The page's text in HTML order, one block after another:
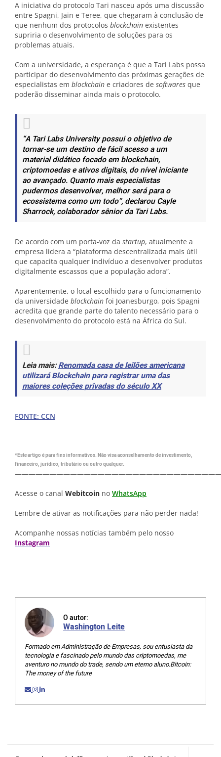
A iniciativa do protocolo Tari nasceu após uma discussão
entre Spagni, Jain e Teree, que chegaram à conclusão de
que nenhum dos protocolos blockchain existentes
supriria o desenvolvimento de soluções para os
problemas atuais.
Com a universidade, a esperança é que a Tari Labs possa
participar do desenvolvimento das próximas gerações de
especialistas em blockchain e criadores de softwares que
poderão disseminar ainda mais o protocolo.
“A Tari Labs University possui o objetivo de
tornar-se um destino de fácil acesso a um
material didático focado em blockchain,
criptomoedas e ativos digitais, do nível iniciante
ao avançado. Quanto mais especialistas
pudermos desenvolver, melhor será para o
ecossistema como um todo”, declarou Cayle
Sharrock, colaborador sênior da Tari Labs.
De acordo com um porta-voz da startup, atualmente a
empresa lidera a “plataforma descentralizada mais útil
que capacita qualquer indivíduo a desenvolver produtos
digitalmente escassos que a população adora”.
Aparentemente, o local escolhido para o funcionamento
da universidade blockchain foi Joanesburgo, pois Spagni
acredita que grande parte do talento necessário para o
desenvolvimento do protocolo está na África do Sul.
Leia mais:Renomada casa de leilões americana
utilizará Blockchain para registrar uma das
maiores coleções privadas do século XX
FONTE: CCN
*Este artigo é para fins informativos. Não visa aconselhamento de investimento,
financeiro, jurídico, tributário ou outro qualquer.
Acesse o canal Webitcoin no WhatsApp
Lembre de ativar as notificações para não perder nada!
Acompanhe nossas notícias também pelo nosso
Instagram
O autor:
Washington Leite
Formado em Administração de Empresas, sou entusiasta da
tecnologia e fascinado pelo mundo das criptomoedas, me
aventuro no mundo do trade, sendo um eterno aluno.Bitcoin:
The money of the future